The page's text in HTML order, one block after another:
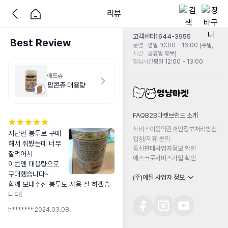
리뷰
Best Review
애드츄
팝콘츄 대용량
지난번 봉투로 구매
해서 줘봤는데 너무
잘먹어서
이번엔 대용량으로
구매했습니다~
함께 보내주신 봉투도 사용 잘 하겠습
니다!
h******* 2024.03.08
고객센터1644-3955
운영
시간
평일 10:00 - 16:00 (주말,
공휴일 휴무)
점심시간평일 12:00 - 13:00
FAQB2B마켓 브랜드 소개
서비스이용약관개인정보처리방침
입점/제휴 문의
통신판매사업자정보 확인
에스크로서비스가입 확인
(주)에필 사업자 정보